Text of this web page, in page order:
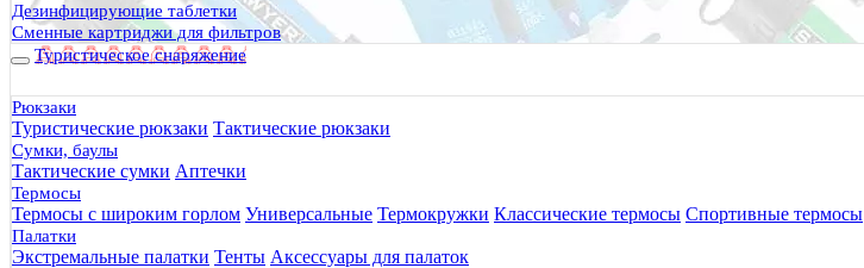
Дезинфицирующие таблетки
Сменные картриджи для фильтров
Туристическое снаряжение
Рюкзаки
Туристические рюкзаки Тактические рюкзаки
Сумки, баулы
Тактические сумки Аптечки
Термосы
Термосы с широким горлом Универсальные Термокружки Классические термосы Спортивные термосы
Палатки
Экстремальные палатки Тенты Аксессуары для палаток